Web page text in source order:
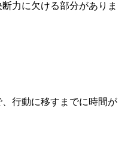
力に欠ける部分がありま
行動に移すまでに時間が